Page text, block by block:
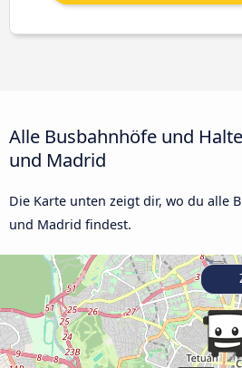
Alle Busbahnhöfe und
und Madrid
Die Karte unten zeigt dir, wo du alle
und Madrid findest.